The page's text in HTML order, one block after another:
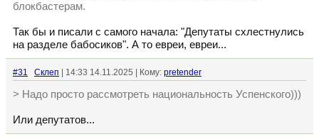
блокбастерам.
Так бы и писали с самого начала: "Депутаты схлестнулись
на разделе бабосиков". А то евреи, евреи...
#31 Склеп | 14:33 14.11.2025 | Кому: pretender
> Надо просто рассмотреть национальность Успенского)))
Или депутатов...